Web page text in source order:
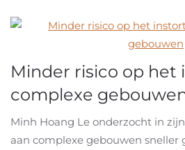
Minder risico op het
complexe
Minh Hoang Le onderzocht in
aan complexe gebouwen sneller